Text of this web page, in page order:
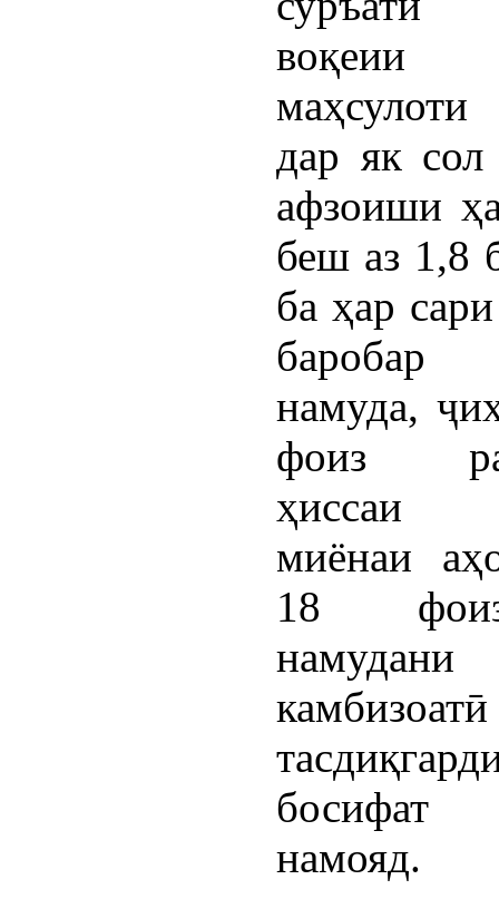
воқеии
дар як
афзоиши
беш аз 1,8
ба ҳар
намуда,
фоиз
ҳиссаи
миёнаи
18
намояд.